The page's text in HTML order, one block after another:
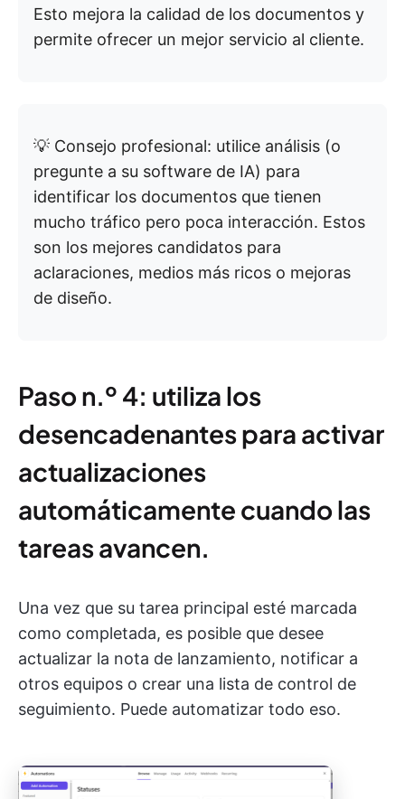
Esto mejora la calidad de los documentos y
permite ofrecer un mejor servicio al cliente.
💡 Consejo profesional: utilice análisis (o
pregunte a su software de IA) para
identificar los documentos que tienen
mucho tráfico pero poca interacción. Estos
son los mejores candidatos para
aclaraciones, medios más ricos o mejoras
de diseño.
Paso n.º 4: utiliza los
desencadenantes para activar
actualizaciones
automáticamente cuando las
tareas avancen.
Una vez que su tarea principal esté marcada
como completada, es posible que desee
actualizar la nota de lanzamiento, notificar a
otros equipos o crear una lista de control de
seguimiento. Puede automatizar todo eso.